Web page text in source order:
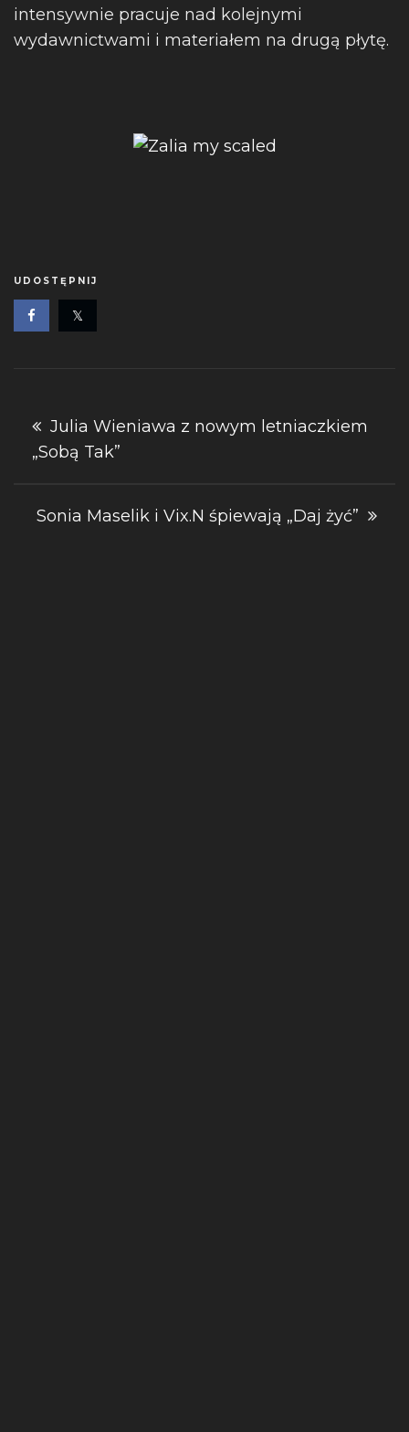
intensywnie pracuje nad kolejnymi
wydawnictwami i materiałem na drugą płytę.
UDOSTĘPNIJ
Nawigacja
wpisu
Julia Wieniawa z nowym letniaczkiem
„Sobą Tak”
Sonia Maselik i Vix.N śpiewają „Daj żyć”